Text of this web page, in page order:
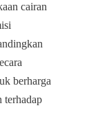
cairan
berharga
terhadap